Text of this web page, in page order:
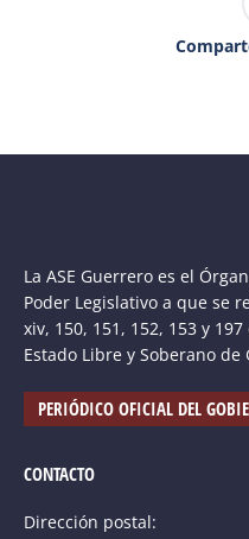
La ASE Guerrero es el
Poder Legislativo a que se
xiv, 150, 151, 152, 153 y
Estado Libre y Soberano de
PERIÓDICO OFICIAL DEL
CONTACTO
Dirección postal: